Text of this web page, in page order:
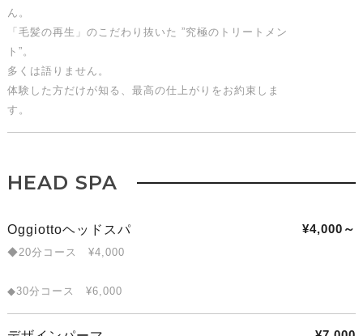
ん。
「毛髪の再生」のこだわり抜いた ”究極のトリートメン
ト”。
多くは語りません。
体験した方だけが知る、最高の仕上がりをお約束しま
す。
HEAD SPA
Oggiottoヘッドスパ
◆20分コース ¥4,000
◆30分コース ¥6,000
¥4,000～